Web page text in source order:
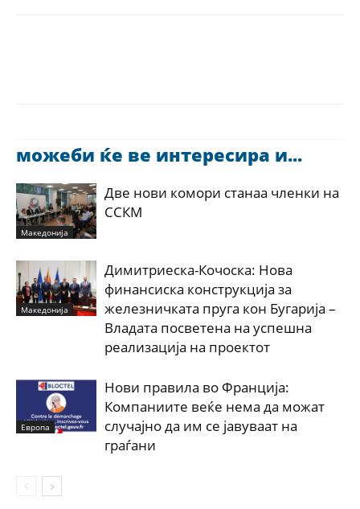
можеби ќе ве интересира и...
Македонија
Две нови комори станаа членки на
ССКМ
Македонија
Димитриеска-Кочоска: Нова
финансиска конструкција за
железничката пруга кон Бугарија –
Владата посветена на успешна
реализација на проектот
Европа
Нови правила во Франција:
Компаниите веќе нема да можат
случајно да им се јавуваат на
граѓани